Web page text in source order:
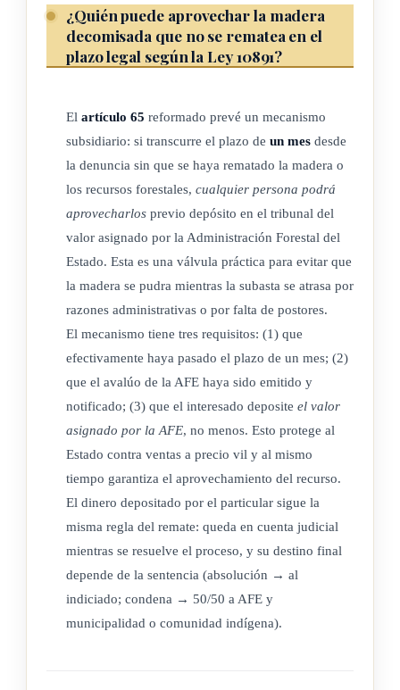
Las asociaciones de desarrollo, fundaciones y otras
organizaciones sin fines de lucro, que hayan recibido este
o los recursos forestales, citado en la solicitud, deberán
reintegrar el valor comercial de la donación al Estado.
El Ministerio de Educación Pública (MEP) destinará esa
madera a fabricar mobiliario o reparar infraestructura en
cumplimiento de sus objetivos.
Rige a partir de su publicación.
¿Quién puede aprovechar la madera
decomisada que no se rematea en el
plazo legal según la Ley 10891?
El artículo 65 reformado prevé un mecanismo
subsidiario: si transcurre el plazo de un mes desde
la denuncia sin que se haya rematado la madera o
los recursos forestales, cualquier persona podrá
aprovecharlos previo depósito en el tribunal del
valor asignado por la Administración Forestal del
Estado. Esta es una válvula práctica para evitar que
la madera se pudra mientras la subasta se atrasa por
razones administrativas o por falta de postores.
El mecanismo tiene tres requisitos: (1) que
efectivamente haya pasado el plazo de un mes; (2)
que el avalúo de la AFE haya sido emitido y
notificado; (3) que el interesado deposite el valor
asignado por la AFE, no menos. Esto protege al
Estado contra ventas a precio vil y al mismo
tiempo garantiza el aprovechamiento del recurso.
El dinero depositado por el particular sigue la
misma regla del remate: queda en cuenta judicial
mientras se resuelve el proceso, y su destino final
depende de la sentencia (absolución → al
indiciado; condena → 50/50 a AFE y
municipalidad o comunidad indígena).